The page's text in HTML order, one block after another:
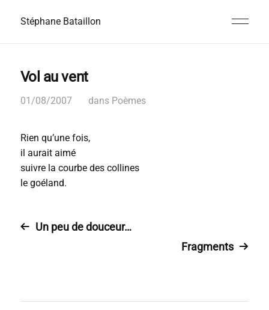
Stéphane Bataillon
Vol au vent
01/08/2007 dans Poèmes
Rien qu’une fois,
il aurait aimé
suivre la courbe des collines
le goéland.
Un peu de douceur…
Fragments